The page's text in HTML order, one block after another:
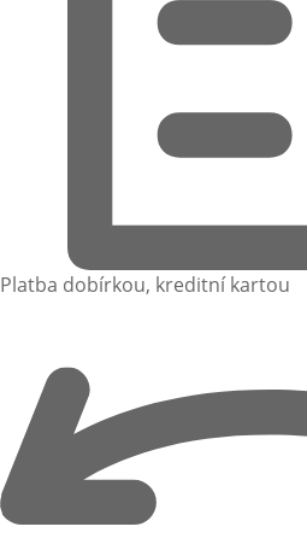
Platba dobírkou, kreditní kartou